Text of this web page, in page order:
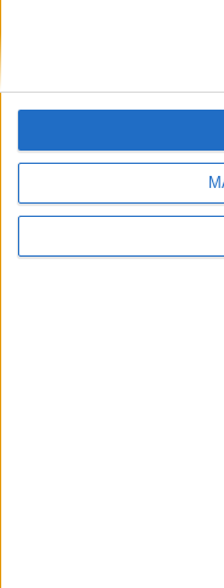
Y como regalo de
gratis una copia de
primer año de universidad